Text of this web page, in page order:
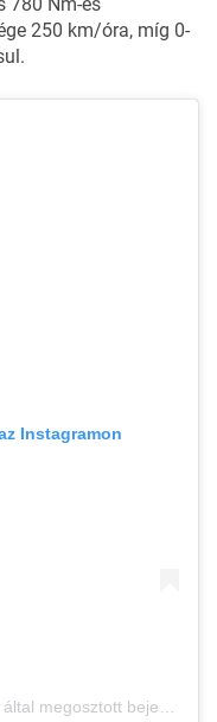
250 km/óra, míg 0-
Instagramon
Georgina Rodríguez (@georginagio) által megosztott bejegyzés